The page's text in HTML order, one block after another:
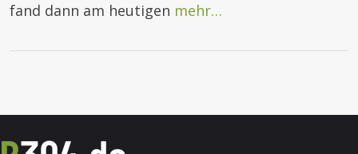
fand dann am heutigen mehr…